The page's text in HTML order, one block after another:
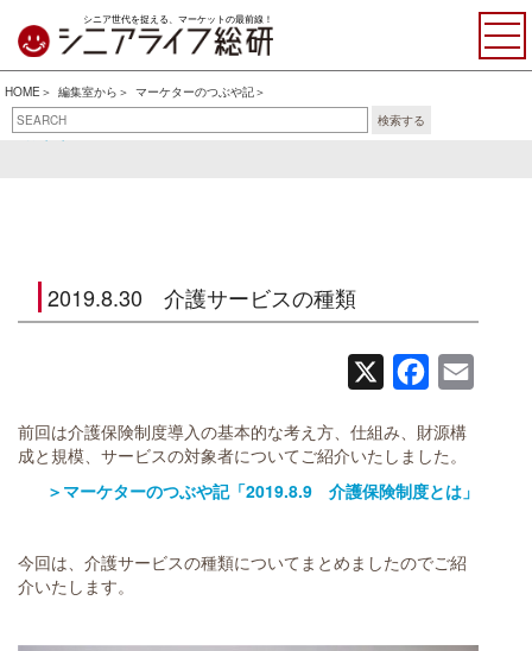
シニア世代を捉える、マーケットの最前線！
HOME 編集室から
マーケターのつぶや記
検索する
おすすめ書籍・アイテム マーケターのつぶや記
2019.8.30 介護サービスの種類
Facebook
前回は介護保険制度導入の基本的な考え方、仕組み、財源構
成と規模、サービスの対象者についてご紹介いたしました。
＞マーケターのつぶや記「2019.8.9 介護保険制度とは」
今回は、介護サービスの種類についてまとめましたのでご紹
介いたします。